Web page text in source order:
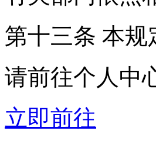
第十三条 本规
请前往个人中
立即前往